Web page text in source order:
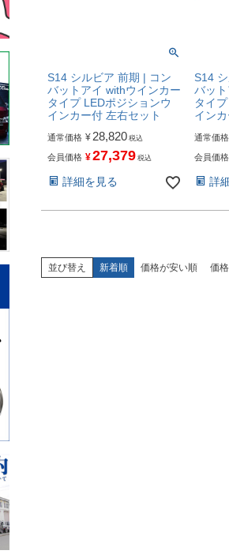
S14 シルビア 前期 | コン
バットアイ withウインカー
タイプ LEDポジションウ
インカー付 左右セット
通常価格 ¥28,820 税込
会員価格 ¥27,379 税込
詳細を見る
S14
バッ
タイ
イン
通常価格
会員価格
詳
並び替え 新着順 価格が安い順 価